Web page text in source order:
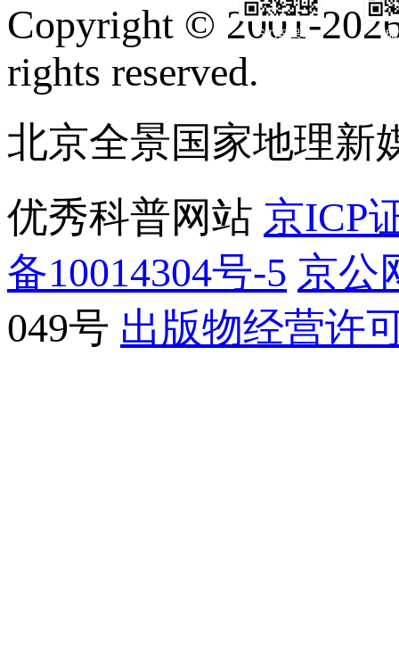
订阅号
Copyright © 2001-
rights reserved.
北京全景国家地理新
优秀科普网站 京ICP
备10014304号-5 京公
049号 出版物经营许